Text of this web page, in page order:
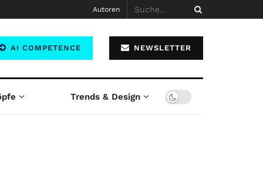
Autoren
AI COMPETENCE NEWSLETTER
Trends & Design